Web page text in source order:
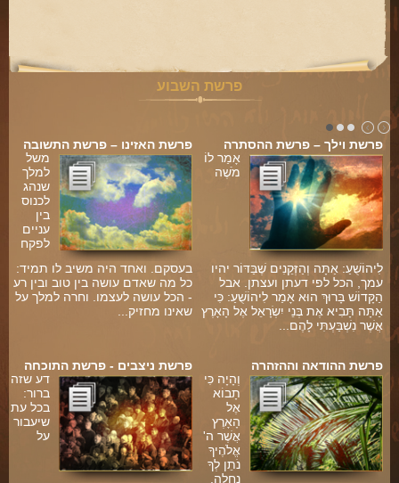
פרשת השבוע
פרשת האזינו – פרשת התשובה
משל
למלך
שנהג
לכנוס
בין
עניים
לפקח
בעסקם. ואחד היה משיב לו תמיד:
כל מה שאדם עושה בין טוב ובין רע
- הכל עושה לעצמו. וחרה למלך על
שאינו מחזיק...
פרשת וילך – פרשת ההסתרה
אָמַר לוֹ
מֹשֶׁה
לִיהוֹשֻׁעַ: אַתָּה וְהַזְּקֵנִים שֶׁבַּדּוֹר יהיו
עמך, הכל לפי דעתן ועצתן. אבל
הַקָּדוֹשׁ בָּרוּךְ הוּא אָמַר לִיהוֹשֻׁעַ: כִּי
אַתָּה תָּבִיא אֶת בְּנֵי יִשְׂרָאֵל אֶל הָאָרֶץ
אֲשֶׁר נִשְׁבַּעְתִּי לָהֶם...
פרשת ניצבים - פרשת התוכחה
דע שזה
ברור:
בכל עת
שיעבור
על
פרשת ההודאה וההזהרה
וְהָיָה כִּי
תָבוֹא
אֶל
הָאָרֶץ
אֲשֶׁר ה'
אֱלֹהֶיךָ
נֹתֵן לְךָ
נַחֲלָה,